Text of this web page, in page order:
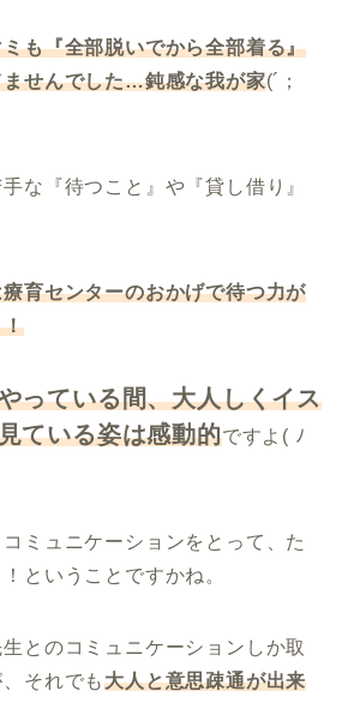
も『全部脱いでから全部着る』
せんでした…鈍感な我が家(´；
な『待つこと』や『貸し借り』
育センターのおかげで待つ力が
！
っている間、大人しくイス
ている姿は感動的ですよ( ﾉ
ミュニケーションをとって、た
ということですかね。
とのコミュニケーションしか取
それでも大人と意思疎通が出来